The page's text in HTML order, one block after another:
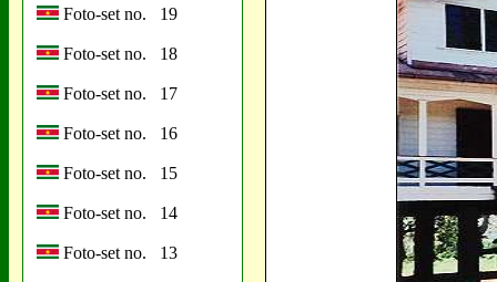
Foto-set no. 19
Foto-set no. 18
Foto-set no. 17
Foto-set no. 16
Foto-set no. 15
Foto-set no. 14
Foto-set no. 13